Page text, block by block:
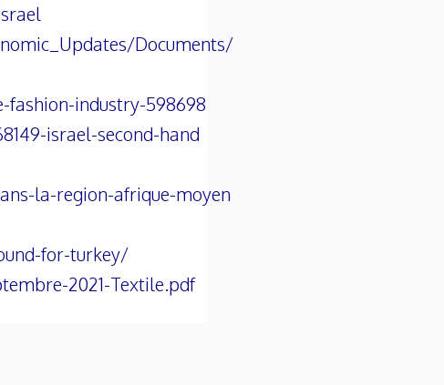
Documents/
industry-598698
israel-second-hand
la-region-afrique-moyen
for-turkey/
2021-Textile.pdf